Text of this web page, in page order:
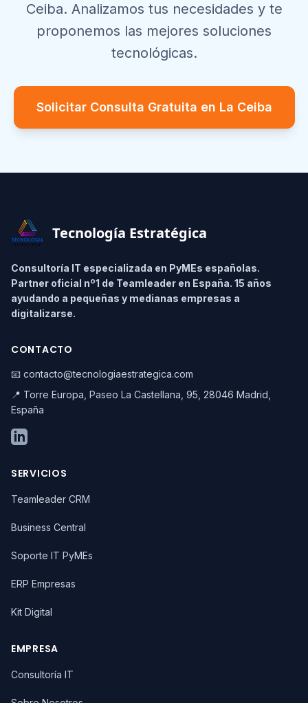
Ceiba. Analizamos tus necesidades y te
proponemos las mejores soluciones
tecnológicas.
Solicitar Consulta Gratuita en La Ceiba
Tecnología Estratégica
Consultoría IT especializada en PyMEs españolas.
Partner oficial nº1 de Teamleader en España. 15 años
ayudando a pequeñas y medianas empresas a
digitalizarse.
CONTACTO
📧 contacto@tecnologiaestrategica.com
📍 Torre Europa, Paseo La Castellana, 95, 28046 Madrid,
España
SERVICIOS
Teamleader CRM
Business Central
Soporte IT PyMEs
ERP Empresas
Kit Digital
EMPRESA
Consultoría IT